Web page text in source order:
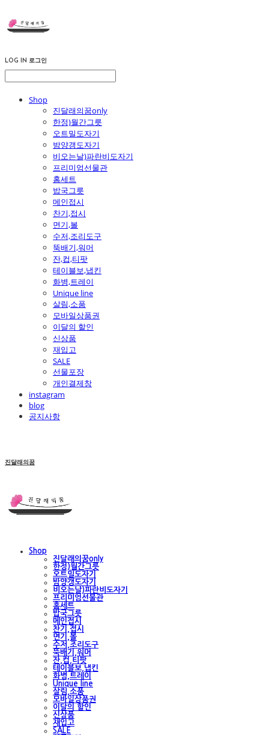
LOG IN 로그인
Shop
진달래의꿈only
한정)월간그릇
오트밀도자기
밤양갱도자기
비오는날)파란비도자기
프리미엄선물관
홈세트
밥국그릇
메인접시
찬기,접시
면기,볼
수저,조리도구
뚝배기,워머
잔,컵,티팟
테이블보,냅킨
화병,트레이
Unique line
살림,소품
모바일상품권
이달의 할인
신상품
재입고
SALE
선물포장
개인결제창
instagram
blog
공지사항
진달래의꿈
Shop
진달래의꿈only
한정)월간그릇
오트밀도자기
밤양갱도자기
비오는날)파란비도자기
프리미엄선물관
홈세트
밥국그릇
메인접시
찬기,접시
면기,볼
수저,조리도구
뚝배기,워머
잔,컵,티팟
테이블보,냅킨
화병,트레이
Unique line
살림,소품
모바일상품권
이달의 할인
신상품
재입고
SALE